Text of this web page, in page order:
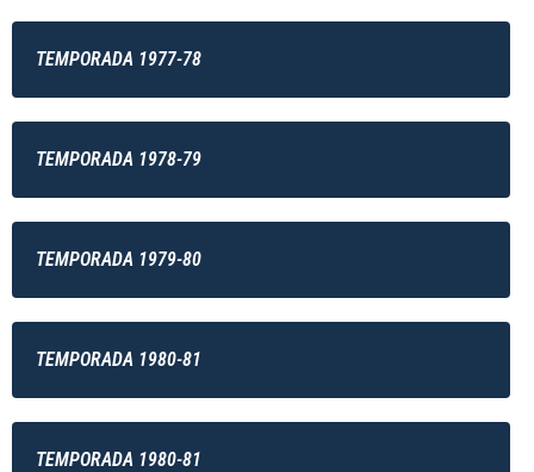
TEMPORADA 1977-78
TEMPORADA 1978-79
TEMPORADA 1979-80
TEMPORADA 1980-81
TEMPORADA 1980-81